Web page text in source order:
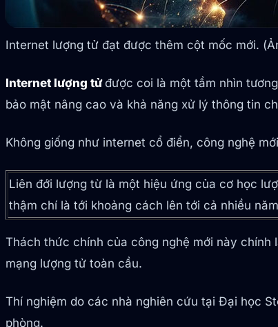
Internet lượng tử đạt được thêm cột mốc mới.
Internet lượng tử được coi là một tầm nhìn
bảo mật nâng cao và khả năng xử lý thông tin
Không giống như internet cổ điển, công nghệ
Liên đới lượng từ là một hiệu ứng của cơ học
thậm chí là tới khoảng cách lên tới cả nhiều
Thách thức chính của công nghệ mới này
mạng lượng tử toàn cầu.
Thí nghiệm do các nhà nghiên cứu tại Đại học
phòng.